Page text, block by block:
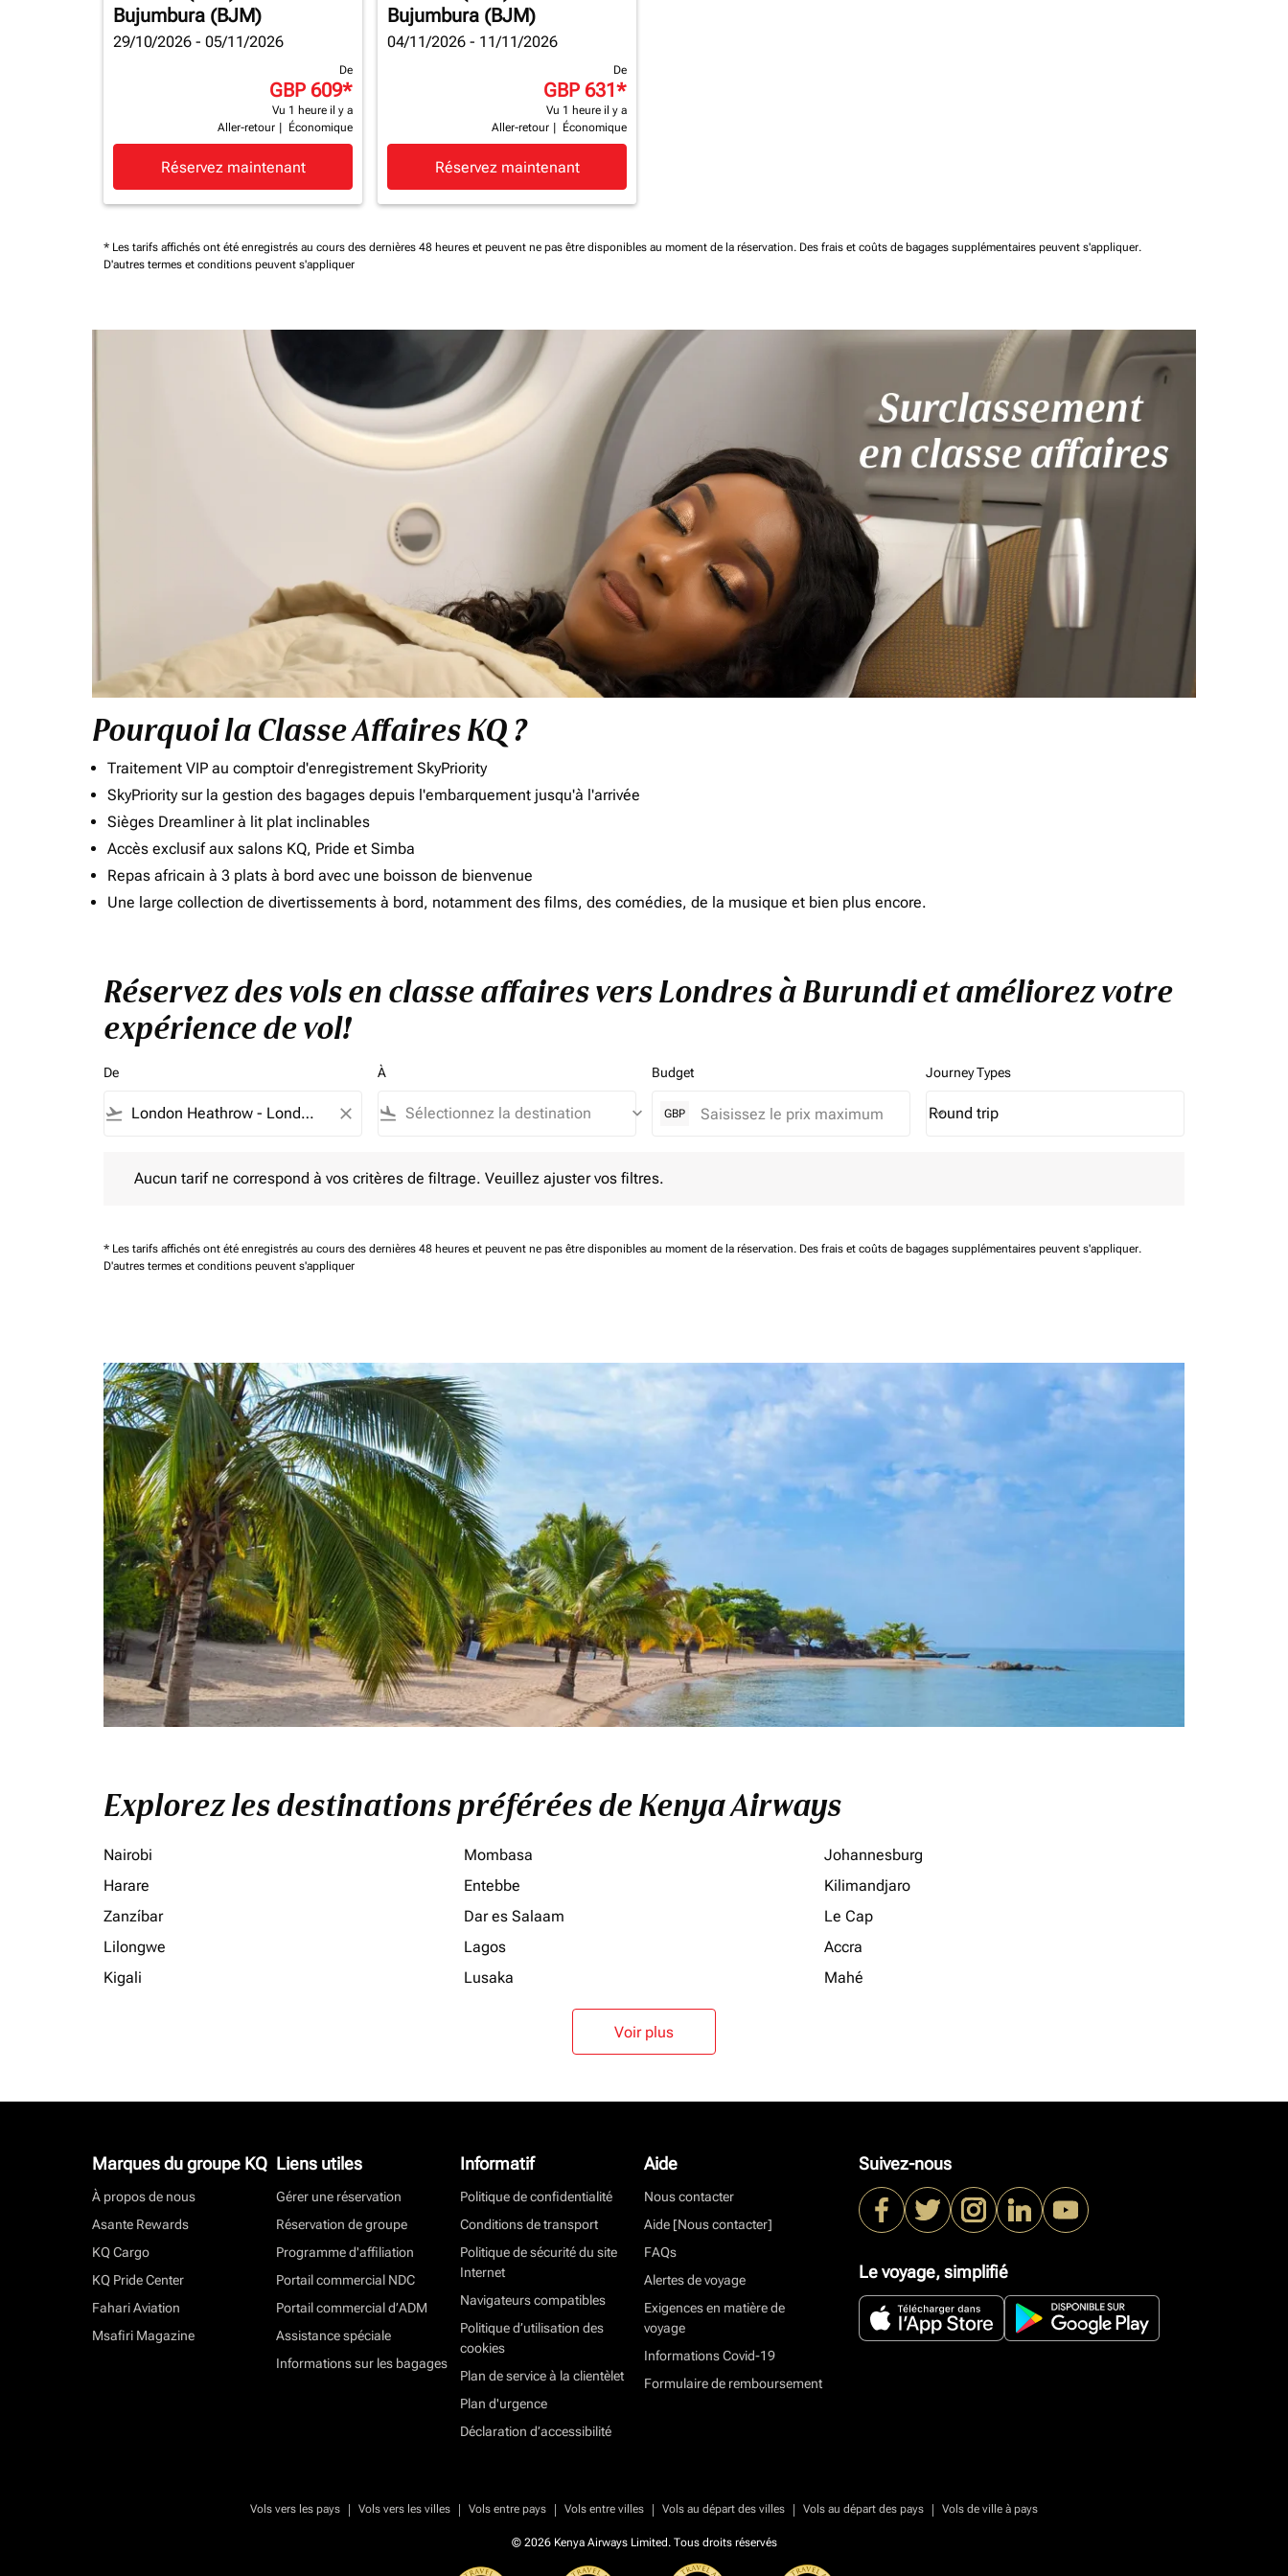
Bujumbura (BJM)
29/10/2026 - 05/11/2026
De
GBP 609*
Vu 1 heure il y a
Aller-retour
Économique
Réservez maintenant
Bujumbura (BJM)
04/11/2026 - 11/11/2026
De
GBP 631*
Vu 1 heure il y a
Aller-retour
Économique
Réservez maintenant
* Les tarifs affichés ont été enregistrés au cours des dernières 48 heures et peuvent ne pas être disponibles au moment de la réservation. Des frais et coûts de bagages supplémentaires peuvent s'appliquer.
D'autres termes et conditions peuvent s'appliquer
Pourquoi la Classe Affaires KQ ?
Traitement VIP au comptoir d'enregistrement SkyPriority
SkyPriority sur la gestion des bagages depuis l'embarquement jusqu'à l'arrivée
Sièges Dreamliner à lit plat inclinables
Accès exclusif aux salons KQ, Pride et Simba
Repas africain à 3 plats à bord avec une boisson de bienvenue
Une large collection de divertissements à bord, notamment des films, des comédies, de la musique et bien plus encore.
Réservez des vols en classe affaires vers Londres à Burundi et améliorez votre
expérience de vol!
De
flight_takeoff close
À
flight_land keyboard_arrow_down
Budget
GBP
Journey Types
Journey Types option Round trip Selected
Round trip
keyboard_arrow_down
Aucun tarif ne correspond à vos critères de filtrage. Veuillez ajuster vos filtres.
* Les tarifs affichés ont été enregistrés au cours des dernières 48 heures et peuvent ne pas être disponibles au moment de la réservation. Des frais et coûts de bagages supplémentaires peuvent s'appliquer.
D'autres termes et conditions peuvent s'appliquer
Explorez les destinations préférées de Kenya Airways
Nairobi Mombasa
Johannesburg
Harare
Entebbe
Kilimandjaro
Zanzíbar
Dar es Salaam
Le Cap
Lilongwe
Lagos
Accra
Kigali
Lusaka Mahé
Voir plus
Marques du groupe KQ
À propos de nous
Asante Rewards
KQ Cargo
KQ Pride Center
Fahari Aviation
Msafiri Magazine
Liens utiles
Gérer une réservation
Réservation de groupe
Programme d'affiliation
Portail commercial NDC
Portail commercial d’ADM
Assistance spéciale
Informations sur les bagages
Informatif
Politique de confidentialité
Conditions de transport
Politique de sécurité du site
Internet
Navigateurs compatibles
Politique d’utilisation des
cookies
Plan de service à la clientèlet
Plan d'urgence
Déclaration d’accessibilité
Aide
Nous contacter
Aide [Nous contacter]
FAQs
Alertes de voyage
Exigences en matière de
voyage
Informations Covid-19
Formulaire de remboursement
Suivez-nous
Le voyage, simplifié
Vols vers les pays | Vols vers les villes | Vols entre pays | Vols entre villes | Vols au départ des villes | Vols au départ des pays | Vols de ville à pays
© 2026 Kenya Airways Limited. Tous droits réservés